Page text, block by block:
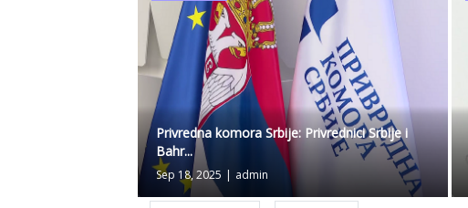
Privredna komora Srbije: Privrednici Srbije i
Bahr...
Sep 18, 2025 | admin